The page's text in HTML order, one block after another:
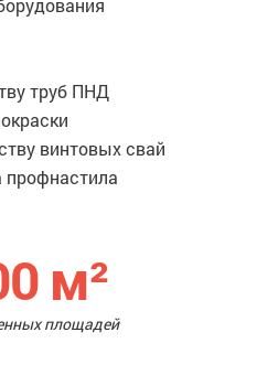
труб ПНД
винтовых свай
профнастила
м²
площадей